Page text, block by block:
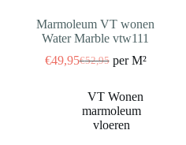
Marmoleum VT wonen
Water Marble vtw111
€52,95
Oorspronkelijke
was:
€52,95.
€49,95Huidige
€49,95.
per M²